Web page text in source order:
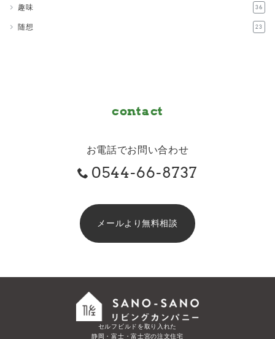
趣味 36
随想 23
contact
お電話でお問い合わせ
0544-66-8737
メールより無料相談
セルフビルドを取り入れた
静岡・富士・富士宮の注文住宅